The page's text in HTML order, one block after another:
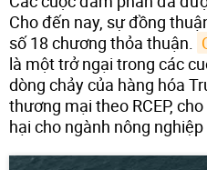
Cho đến nay, sự đồng
số 18 chương thỏa thuận.
là một trở ngại trong các
dòng chảy của hàng hóa
thương mại theo RCEP,
hại cho ngành nông